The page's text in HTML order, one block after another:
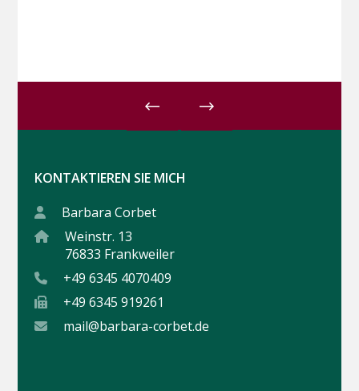
KONTAKTIEREN SIE MICH
Barbara Corbet
Weinstr. 13
76833 Frankweiler
+49 6345 4070409
+49 6345 919261
mail@barbara-corbet.de